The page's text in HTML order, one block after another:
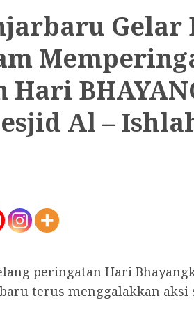
Gelar
Hari
Al –
peringatan Hari
terus menggalakkan